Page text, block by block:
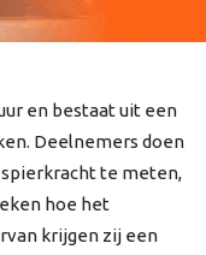
en bestaat uit een
Deelnemers doen
te meten,
hoe het
krijgen zij een